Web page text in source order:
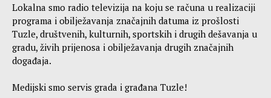
Lokalna smo radio televizija na koju se računa u realizaciji
programa i obilježavanja značajnih datuma iz prošlosti
Tuzle, društvenih, kulturnih, sportskih i drugih dešavanja u
gradu, živih prijenosa i obilježavanja drugih značajnih
događaja.
Medijski smo servis grada i građana Tuzle!